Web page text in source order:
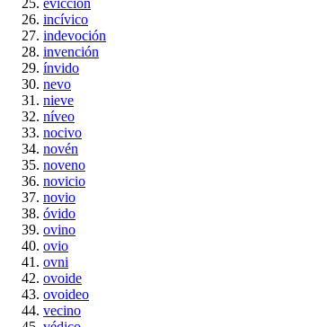
evicción
incívico
indevoción
invención
ínvido
nevo
nieve
níveo
nocivo
novén
noveno
novicio
novio
óvido
ovino
ovio
ovni
ovoide
ovoideo
vecino